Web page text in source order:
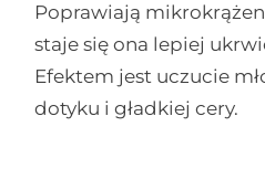
Poprawiają
staje się ona lepiej
Efektem jest uczucie
dotyku i gładkiej cery.